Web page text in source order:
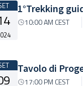
1°Trekking
10:00 AM CEST
Tavolo di
17:00 PM CEST